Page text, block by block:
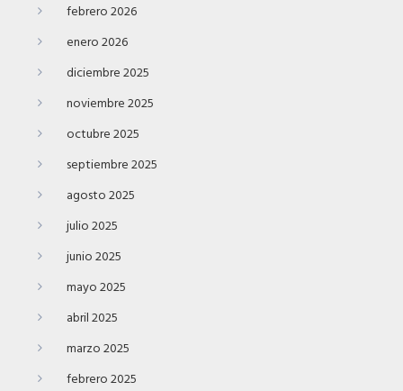
febrero 2026
enero 2026
diciembre 2025
noviembre 2025
octubre 2025
septiembre 2025
agosto 2025
julio 2025
junio 2025
mayo 2025
abril 2025
marzo 2025
febrero 2025